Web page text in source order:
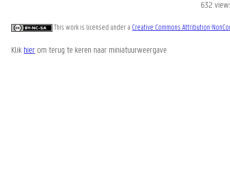
632
This work is licensed under a Creative Commons Attribution-
Klik hier om terug te keren naar miniatuurweergave